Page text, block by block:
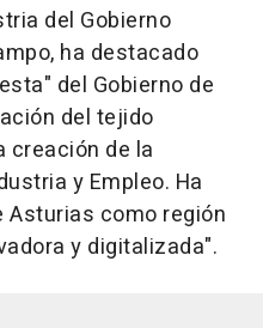
del Gobierno
ha destacado
del Gobierno de
del tejido
creación de la
y Empleo. Ha
como región
y digitalizada".